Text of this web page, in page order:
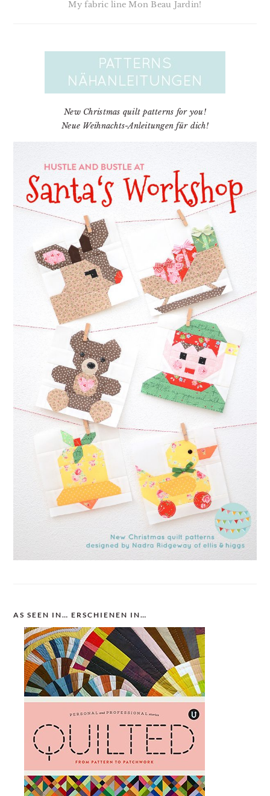
My fabric line Mon Beau Jardin!
New Christmas quilt patterns for you!
Neue Weihnachts-Anleitungen für dich!
AS SEEN IN… ERSCHIENEN IN…